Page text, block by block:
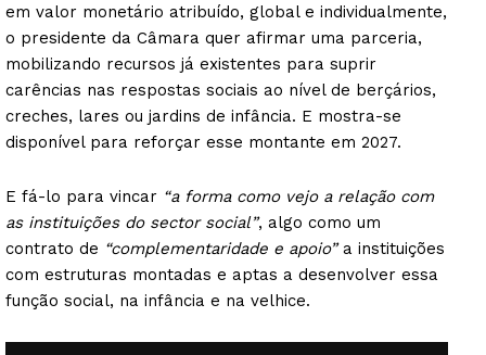
em valor monetário atribuído, global e individualmente,
o presidente da Câmara quer afirmar uma parceria,
mobilizando recursos já existentes para suprir
carências nas respostas sociais ao nível de berçários,
creches, lares ou jardins de infância. E mostra-se
disponível para reforçar esse montante em 2027.
E fá-lo para vincar “a forma como vejo a relação com
as instituições do sector social”, algo como um
contrato de “complementaridade e apoio”a instituições
com estruturas montadas e aptas a desenvolver essa
função social, na infância e na velhice.